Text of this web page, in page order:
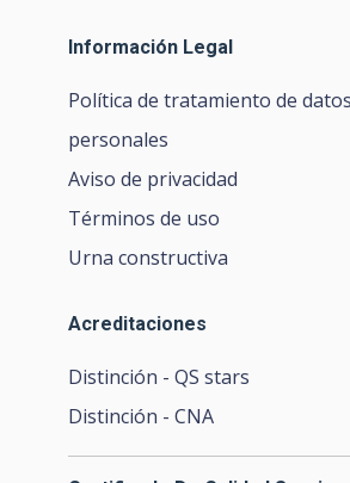
Información Legal
Política de tratamiento de datos
personales
Aviso de privacidad
Términos de uso
Urna constructiva
Acreditaciones
Distinción - QS stars
Distinción - CNA